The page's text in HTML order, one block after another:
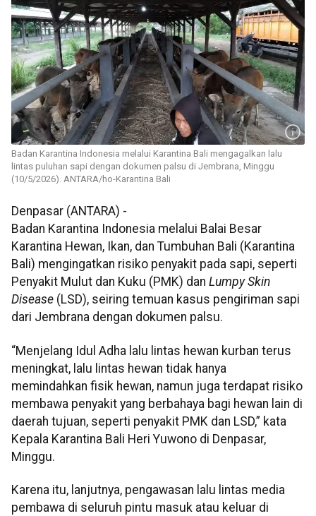
Badan Karantina Indonesia melalui Karantina Bali mengagalkan lalu
lintas puluhan sapi dengan dokumen palsu di Jembrana, Minggu
(10/5/2026). ANTARA/ho-Karantina Bali
Denpasar (ANTARA) -
Badan Karantina Indonesia melalui Balai Besar
Karantina Hewan, Ikan, dan Tumbuhan Bali (Karantina
Bali) mengingatkan risiko penyakit pada sapi, seperti
Penyakit Mulut dan Kuku (PMK) dan Lumpy Skin
Disease (LSD), seiring temuan kasus pengiriman sapi
dari Jembrana dengan dokumen palsu.
“Menjelang Idul Adha lalu lintas hewan kurban terus
meningkat, lalu lintas hewan tidak hanya
memindahkan fisik hewan, namun juga terdapat risiko
membawa penyakit yang berbahaya bagi hewan lain di
daerah tujuan, seperti penyakit PMK dan LSD,” kata
Kepala Karantina Bali Heri Yuwono di Denpasar,
Minggu.
Karena itu, lanjutnya, pengawasan lalu lintas media
pembawa di seluruh pintu masuk atau keluar di